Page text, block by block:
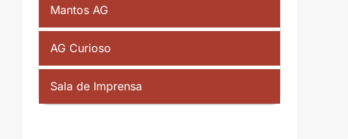
Mantos AG
AG Curioso
Sala de Imprensa